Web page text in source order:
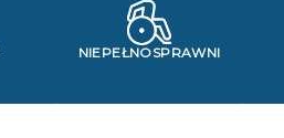
NIEPEŁNOSPRAWNI